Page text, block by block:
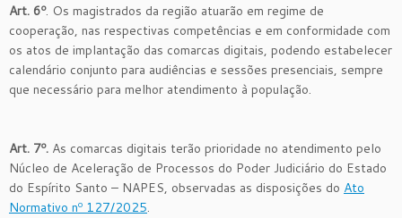
Art. 6º. Os magistrados da região atuarão em regime de
cooperação, nas respectivas competências e em conformidade com
os atos de implantação das comarcas digitais, podendo estabelecer
calendário conjunto para audiências e sessões presenciais, sempre
que necessário para melhor atendimento à população.
Art. 7º. As comarcas digitais terão prioridade no atendimento pelo
Núcleo de Aceleração de Processos do Poder Judiciário do Estado
do Espírito Santo – NAPES, observadas as disposições do Ato
Normativo nº 127/2025.